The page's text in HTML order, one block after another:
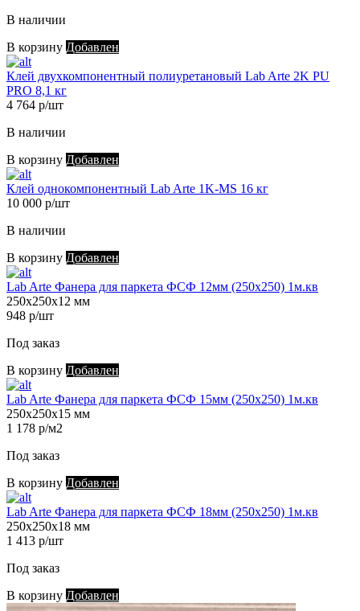
В наличии
В корзину Добавлен
Клей двухкомпонентный полиуретановый Lab Arte 2K PU
PRO 8,1 кг
4 764 р/шт
В наличии
В корзину Добавлен
Клей однокомпонентный Lab Arte 1K-MS 16 кг
10 000 р/шт
В наличии
В корзину Добавлен
Lab Arte Фанера для паркета ФСФ 12мм (250х250) 1м.кв
250х250х12 мм
948 р/шт
Под заказ
В корзину Добавлен
Lab Arte Фанера для паркета ФСФ 15мм (250х250) 1м.кв
250х250х15 мм
1 178 р/м2
Под заказ
В корзину Добавлен
Lab Arte Фанера для паркета ФСФ 18мм (250х250) 1м.кв
250х250х18 мм
1 413 р/шт
Под заказ
В корзину Добавлен